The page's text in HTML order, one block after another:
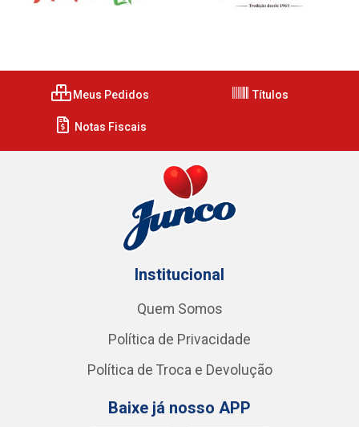
Meus Pedidos Títulos
Notas Fiscais
Institucional
Quem Somos
Política de Privacidade
Política de Troca e Devolução
Baixe já nosso APP